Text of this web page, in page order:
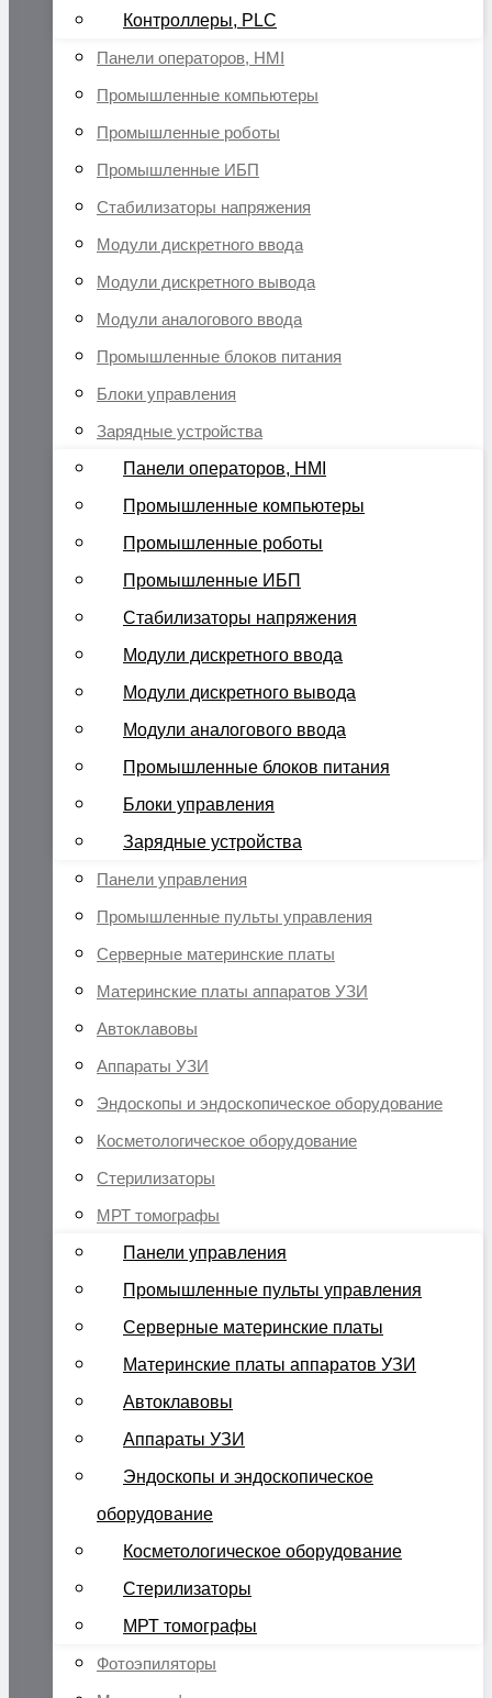
Контроллеры, PLC
Панели операторов, HMI
Промышленные компьютеры
Промышленные роботы
Промышленные ИБП
Стабилизаторы напряжения
Модули дискретного ввода
Модули дискретного вывода
Модули аналогового ввода
Промышленные блоков питания
Блоки управления
Зарядные устройства
Панели операторов, HMI
Промышленные компьютеры
Промышленные роботы
Промышленные ИБП
Стабилизаторы напряжения
Модули дискретного ввода
Модули дискретного вывода
Модули аналогового ввода
Промышленные блоков питания
Блоки управления
Зарядные устройства
Панели управления
Промышленные пульты управления
Серверные материнские платы
Материнские платы аппаратов УЗИ
Автоклавовы
Аппараты УЗИ
Эндоскопы и эндоскопическое оборудование
Косметологическое оборудование
Стерилизаторы
МРТ томографы
Панели управления
Промышленные пульты управления
Серверные материнские платы
Материнские платы аппаратов УЗИ
Автоклавовы
Аппараты УЗИ
Эндоскопы и эндоскопическое
оборудование
Косметологическое оборудование
Стерилизаторы
МРТ томографы
Фотоэпиляторы